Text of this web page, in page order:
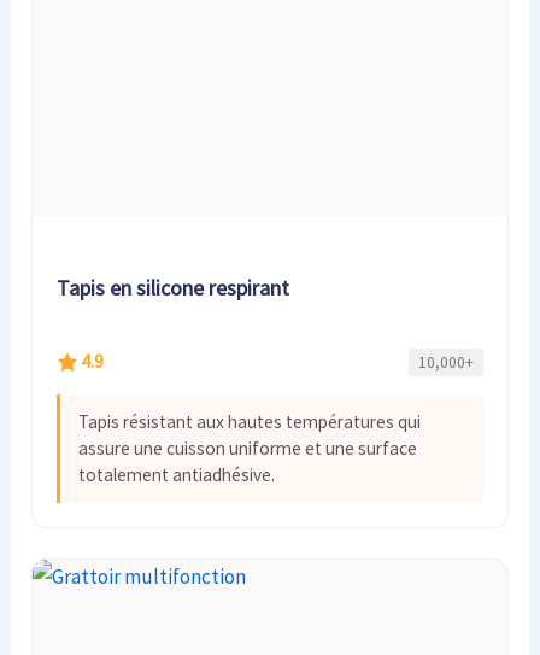
Tapis en silicone respirant
4.9 10,000+
Tapis résistant aux hautes températures qui
assure une cuisson uniforme et une surface
totalement antiadhésive.